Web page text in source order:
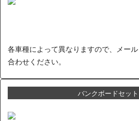
各車種によって異なりますので、メー
合わせください。
バンクボードセット